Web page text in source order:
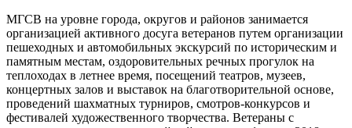
МГСВ на уровне города, округов и районов занимается
организацией активного досуга ветеранов путем организации
пешеходных и автомобильных экскурсий по историческим и
памятным местам, оздоровительных речных прогулок на
теплоходах в летнее время, посещений театров, музеев,
концертных залов и выставок на благотворительной основе,
проведений шахматных турниров, смотров-конкурсов и
фестивалей художественного творчества. Ветераны с